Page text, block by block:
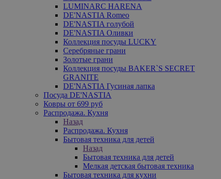
LUMINARC HARENA
DE'NASTIA Romeo
DE'NASTIA голубой
DE'NASTIA Оливки
Коллекция посуды LUCKY
Серебряные грани
Золотые грани
Коллекция посуды BAKER`S SECRET
GRANITE
DE'NASTIA Гусиная лапка
Посуда DE'NASTIA
Ковры от 699 руб
Распродажа. Кухня
Назад
Распродажа. Кухня
Бытовая техника для детей
Назад
Бытовая техника для детей
Мелкая детская бытовая техника
Бытовая техника для кухни